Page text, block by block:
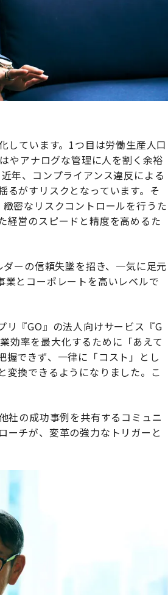
しています。1つ目は労働生産人口
やアナログな管理に人を割く余裕
年、コンプライアンス違反による
るがすリスクとなっています。そ
密なリスクコントロールを行うた
経営のスピードと精度を高めるた
ーの信頼失墜を招き、一気に足元
業とコーポレートを高いレベルで
リ『GO』の法人向けサービス『G
効率を最大化するために「あえて
握できず、一律に「コスト」とし
変換できるようになりました。こ
社の成功事例を共有するコミュニ
ーチが、変革の強力なトリガーと